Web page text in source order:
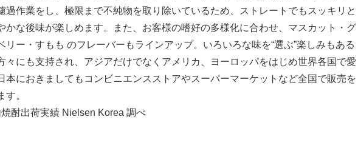
過作業をし、極限まで不純物を取り除いているため、ストレートでもスッキリと
かな後味が楽しめます。また、お客様の嗜好の多様化に合わせ、マスカット・グ
リー・すもも のフレーバーもラインアップ。いろいろな味を“選ぶ”楽しみもある
々にも支持され、アジアだけでなくアメリカ、ヨーロッパをはじめ世界各国で愛
本におきましてもコンビニエンスストアやスーパーマーケットなど全国で販売を
。
酎出荷実績 Nielsen Korea 調べ